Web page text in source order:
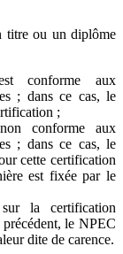
titre ou un diplôme
conforme aux
; dans ce cas, le
;
conforme aux
; dans ce cas, le
cette certification
est fixée par le
la certification
le NPEC
dite de carence.